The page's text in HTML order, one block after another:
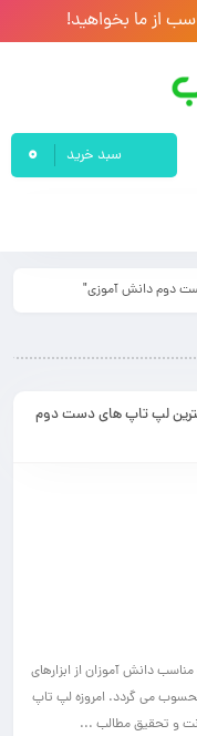
از ما بخواهید!
سبد خرید 0
دوم دانش آموزی"
لپ تاپ های دست دوم
دانش آموزان از ابزارهای
می گردد. امروزه لپ تاپ
و تحقیق مطالب ...